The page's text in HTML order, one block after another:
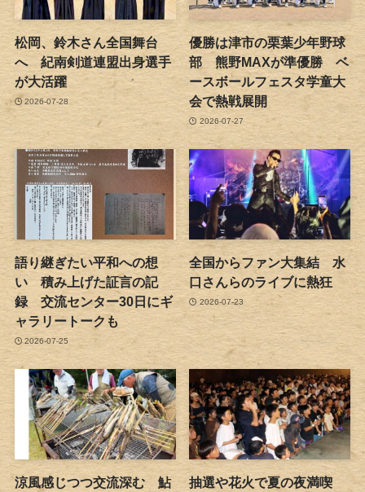
松岡、鈴木さん全国舞台
へ 紀南剣道連盟出身選手
が大活躍
2026-07-28
優勝は津市の栗葉少年野球
部 熊野MAXが準優勝 ベ
ースボールフェスタ学童大
会で熱戦展開
2026-07-27
語り継ぎたい平和への想
い 積み上げた証言の記
録 交流センター30日にギ
ャラリートークも
2026-07-25
全国からファン大集結 水
口さんらのライブに熱狂
2026-07-23
涼風感じつつ交流深む 鮎
抽選や花火で夏の夜満喫